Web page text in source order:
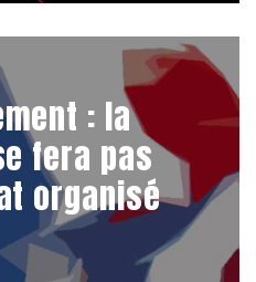
: la
fera pas
organisé